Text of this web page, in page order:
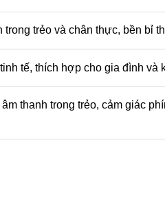
trong trẻo và chân thực, bền bỉ
tế, thích hợp cho gia đình và
thanh trong trẻo, cảm giác